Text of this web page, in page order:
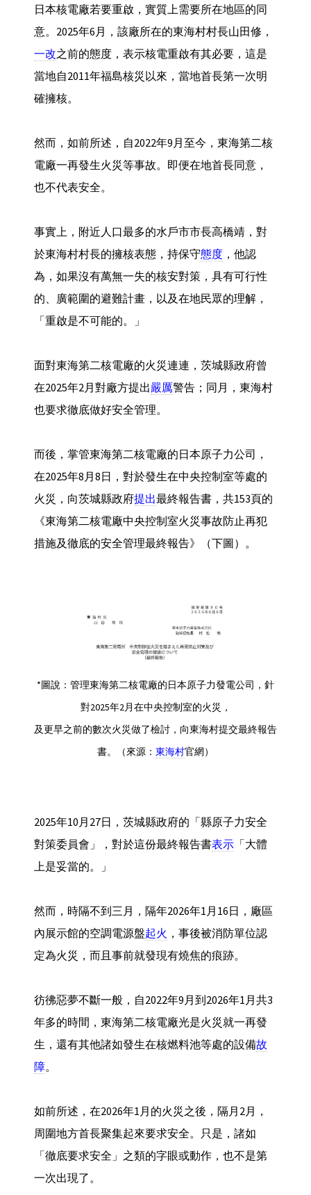
日本核電廠若要重啟，實質上需要所在地區的同
意。2025年6月，該廠所在的東海村村長山田修，
一改之前的態度，表示核電重啟有其必要，這是
當地自2011年福島核災以來，當地首長第一次明
確擁核。
然而，如前所述，自2022年9月至今，東海第二核
電廠一再發生火災等事故。即便在地首長同意，
也不代表安全。
事實上，附近人口最多的水戶市市長高橋靖，對
於東海村村長的擁核表態，持保守態度，他認
為，如果沒有萬無一失的核安對策，具有可行性
的、廣範圍的避難計畫，以及在地民眾的理解，
「重啟是不可能的。」
面對東海第二核電廠的火災連連，茨城縣政府曾
在2025年2月對廠方提出嚴厲警告；同月，東海村
也要求徹底做好安全管理。
而後，掌管東海第二核電廠的日本原子力公司，
在2025年8月8日，對於發生在中央控制室等處的
火災，向茨城縣政府提出最終報告書，共153頁的
《東海第二核電廠中央控制室火災事故防止再犯
措施及徹底的安全管理最終報告》（下圖）。
*圖說：管理東海第二核電廠的日本原子力發電公司，針
對2025年2月在中央控制室的火災，
及更早之前的數次火災做了檢討，向東海村提交最終報告
書。（來源： 東海村官網）
2025年10月27日，茨城縣政府的「縣原子力安全
對策委員會」，對於這份最終報告書表示「大體
上是妥當的。」
然而，時隔不到三月，隔年2026年1月16日，廠區
內展示館的空調電源盤起火 ，事後被消防單位認
定為火災，而且事前就發現有燒焦的痕跡。
彷彿惡夢不斷一般，自2022年9月到2026年1月共3
年多的時間，東海第二核電廠光是火災就一再發
生，還有其他諸如發生在核燃料池等處的設備故
障。
如前所述，在2026年1月的火災之後，隔月2月，
周圍地方首長聚集起來要求安全。只是，諸如
「徹底要求安全」之類的字眼或動作，也不是第
一次出現了。